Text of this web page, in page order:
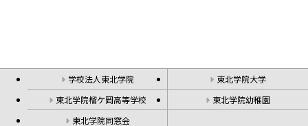
学校法人東北学院
東北学院大学
東北学院榴ケ岡高等学校
東北学院幼稚園
東北学院同窓会